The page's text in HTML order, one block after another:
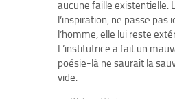
aucune faille existentielle.
l’inspiration, ne passe pas
l’homme, elle lui reste
L’institutrice a fait un
poésie-là ne saurait la
vide.